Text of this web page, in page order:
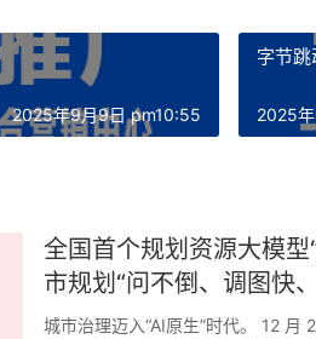
2025年9月9日 pm10:55
字节
2025
全国首个规划资源大模
市规划“问不倒、调图快
城市治理迈入“AI原生”时代。 12 月